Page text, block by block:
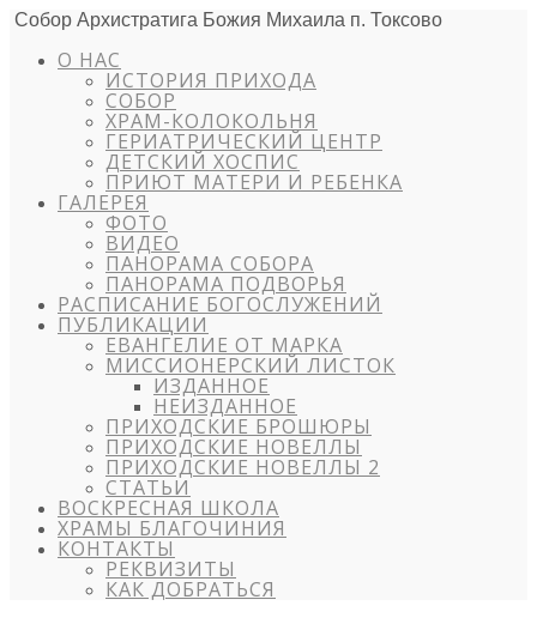
Собор Архистратига Божия Михаила п. Токсово
О НАС
ИСТОРИЯ ПРИХОДА
СОБОР
ХРАМ-КОЛОКОЛЬНЯ
ГЕРИАТРИЧЕСКИЙ ЦЕНТР
ДЕТСКИЙ ХОСПИС
ПРИЮТ МАТЕРИ И РЕБЕНКА
ГАЛЕРЕЯ
ФОТО
ВИДЕО
ПАНОРАМА СОБОРА
ПАНОРАМА ПОДВОРЬЯ
РАСПИСАНИЕ БОГОСЛУЖЕНИЙ
ПУБЛИКАЦИИ
ЕВАНГЕЛИЕ ОТ МАРКА
МИССИОНЕРСКИЙ ЛИСТОК
ИЗДАННОЕ
НЕИЗДАННОЕ
ПРИХОДСКИЕ БРОШЮРЫ
ПРИХОДСКИЕ НОВЕЛЛЫ
ПРИХОДСКИЕ НОВЕЛЛЫ 2
СТАТЬИ
ВОСКРЕСНАЯ ШКОЛА
ХРАМЫ БЛАГОЧИНИЯ
КОНТАКТЫ
РЕКВИЗИТЫ
КАК ДОБРАТЬСЯ